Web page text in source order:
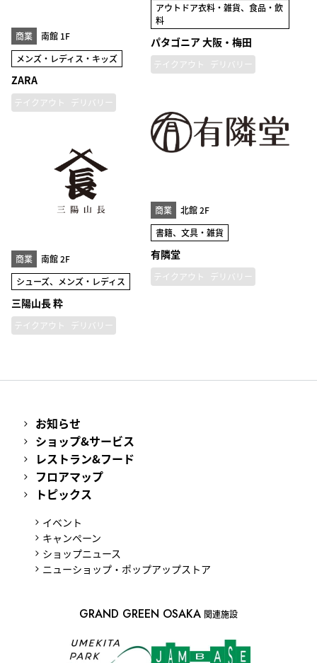
商業
南館 1F
メンズ・レディス・キッズ
ZARA
テイクアウト デリバリー
アウトドア衣料・雑貨、食品・飲
料
パタゴニア 大阪・梅田
テイクアウト デリバリー
商業
南館 2F
シューズ、メンズ・レディス
三陽山長 粋
テイクアウト デリバリー
商業
北館 2F
書籍、文具・雑貨
有隣堂
テイクアウト デリバリー
お知らせ
ショップ&サービス
レストラン&フード
フロアマップ
トピックス
イベント
キャンペーン
ショップニュース
ニューショップ・ポップアップストア
GRAND GREEN OSAKA 関連施設